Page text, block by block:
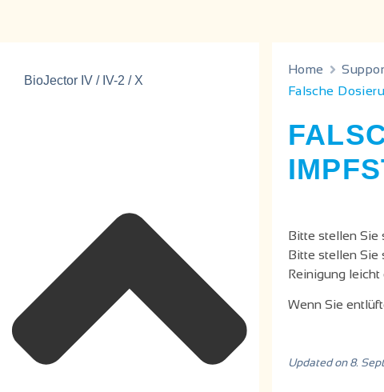
BioJector IV / IV-2 / X
Home
Falsche
Bitte stellen Sie
Bitte stellen Sie
Reinigung leicht
Wenn Sie
Updated on 8.